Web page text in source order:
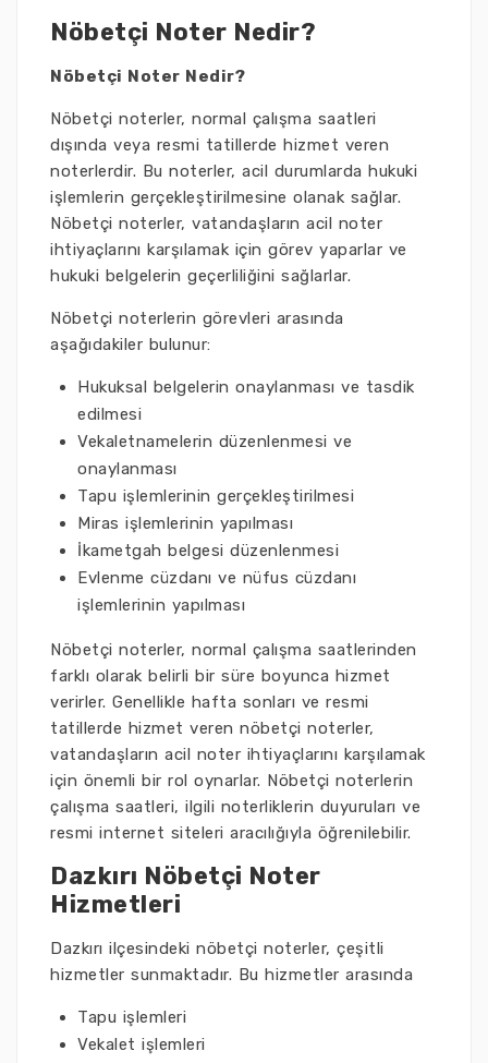
Nöbetçi Noter Nedir?
Nöbetçi Noter Nedir?
Nöbetçi noterler, normal çalışma saatleri
dışında veya resmi tatillerde hizmet veren
noterlerdir. Bu noterler, acil durumlarda hukuki
işlemlerin gerçekleştirilmesine olanak sağlar.
Nöbetçi noterler, vatandaşların acil noter
ihtiyaçlarını karşılamak için görev yaparlar ve
hukuki belgelerin geçerliliğini sağlarlar.
Nöbetçi noterlerin görevleri arasında
aşağıdakiler bulunur:
Hukuksal belgelerin onaylanması ve tasdik
edilmesi
Vekaletnamelerin düzenlenmesi ve
onaylanması
Tapu işlemlerinin gerçekleştirilmesi
Miras işlemlerinin yapılması
İkametgah belgesi düzenlenmesi
Evlenme cüzdanı ve nüfus cüzdanı
işlemlerinin yapılması
Nöbetçi noterler, normal çalışma saatlerinden
farklı olarak belirli bir süre boyunca hizmet
verirler. Genellikle hafta sonları ve resmi
tatillerde hizmet veren nöbetçi noterler,
vatandaşların acil noter ihtiyaçlarını karşılamak
için önemli bir rol oynarlar. Nöbetçi noterlerin
çalışma saatleri, ilgili noterliklerin duyuruları ve
resmi internet siteleri aracılığıyla öğrenilebilir.
Dazkırı Nöbetçi Noter
Hizmetleri
Dazkırı ilçesindeki nöbetçi noterler, çeşitli
hizmetler sunmaktadır. Bu hizmetler arasında
Tapu işlemleri
Vekalet işlemleri